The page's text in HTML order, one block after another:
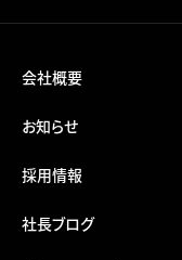
会社概要
お知らせ
採用情報
社長ブログ